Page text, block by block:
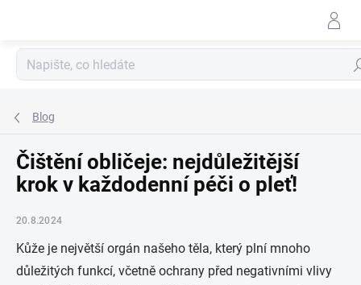
Blog
Čištění obličeje: nejdůležitější
krok v každodenní péči o pleť!
20.8.2024
Kůže je největší orgán našeho těla, který plní mnoho
důležitých funkcí, včetně ochrany před negativními vlivy